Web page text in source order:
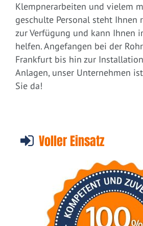
Klempnerarbeiten und vielem
geschulte Personal steht Ihnen
zur Verfügung und kann Ihnen
helfen. Angefangen bei der
Frankfurt bis hin zur
Anlagen, unser Unternehmen
Sie da!
Voller Einsatz